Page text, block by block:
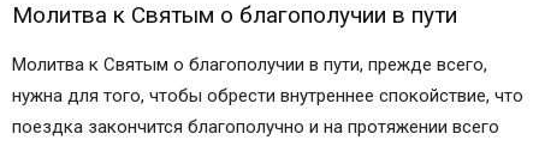
Молитва к Святым о благополучии в пути
Молитва к Святым о благополучии в пути, прежде всего,
нужна для того, чтобы обрести внутреннее спокойствие, что
поездка закончится благополучно и на протяжении всего